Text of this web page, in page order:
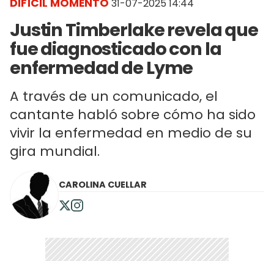
DIFÍCIL MOMENTO 31-07-2025 14:44
Justin Timberlake revela que
fue diagnosticado con la
enfermedad de Lyme
A través de un comunicado, el
cantante habló sobre cómo ha sido
vivir la enfermedad en medio de su
gira mundial.
CAROLINA CUELLAR